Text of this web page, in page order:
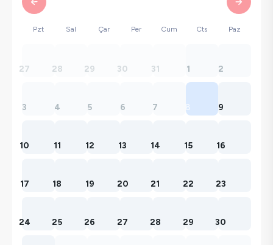
Pzt Sal Çar Per Cum Cts Paz
27 28 29 30 31 1 2
3 4 5 6 7 8 9
10 11 12 13 14 15 16
17 18 19 20 21 22 23
24 25 26 27 28 29 30